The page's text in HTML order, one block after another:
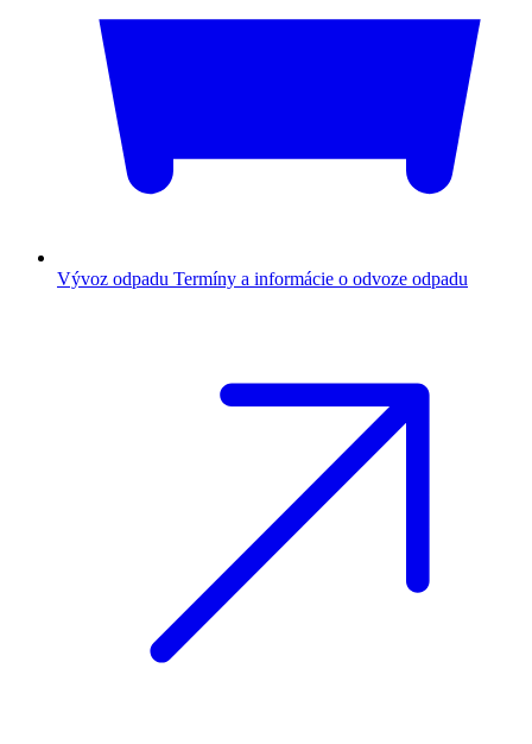
Vývoz odpadu Termíny a informácie o odvoze odpadu